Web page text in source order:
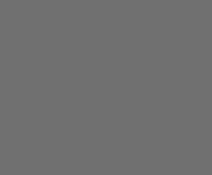
doivent